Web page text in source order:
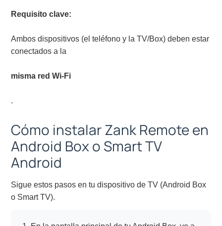
Requisito clave:
Ambos dispositivos (el teléfono y la TV/Box) deben estar
conectados a la
misma red Wi-Fi
.
Cómo instalar Zank Remote en
Android Box o Smart TV
Android
Sigue estos pasos en tu dispositivo de TV (Android Box
o Smart TV).